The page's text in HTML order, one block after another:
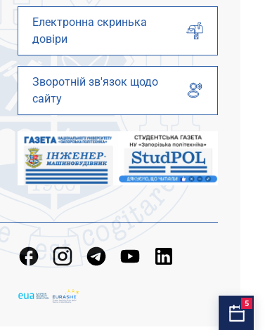
Електронна скринька
довіри
Зворотній зв'язок щодо
сайту
5